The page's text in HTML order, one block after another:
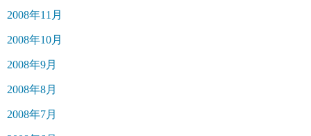
2008年11月
2008年10月
2008年9月
2008年8月
2008年7月